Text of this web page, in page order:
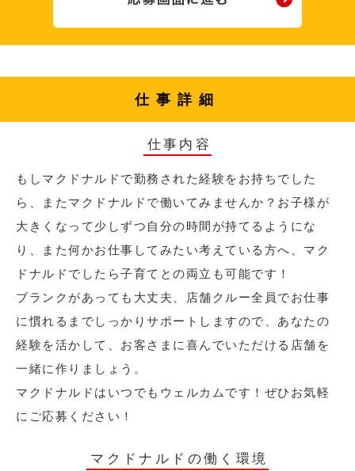
仕事詳細
仕事内容
もしマクドナルドで勤務された経験をお持ちでした
ら、またマクドナルドで働いてみませんか？お子様が
大きくなって少しずつ自分の時間が持てるようにな
り、また何かお仕事してみたい考えている方へ、マク
ドナルドでしたら子育てとの両立も可能です！
ブランクがあっても大丈夫、店舗クルー全員でお仕事
に慣れるまでしっかりサポートしますので、あなたの
経験を活かして、お客さまに喜んでいただける店舗を
一緒に作りましょう。
マクドナルドはいつでもウェルカムです！ぜひお気軽
にご応募ください！
マクドナルドの働く環境